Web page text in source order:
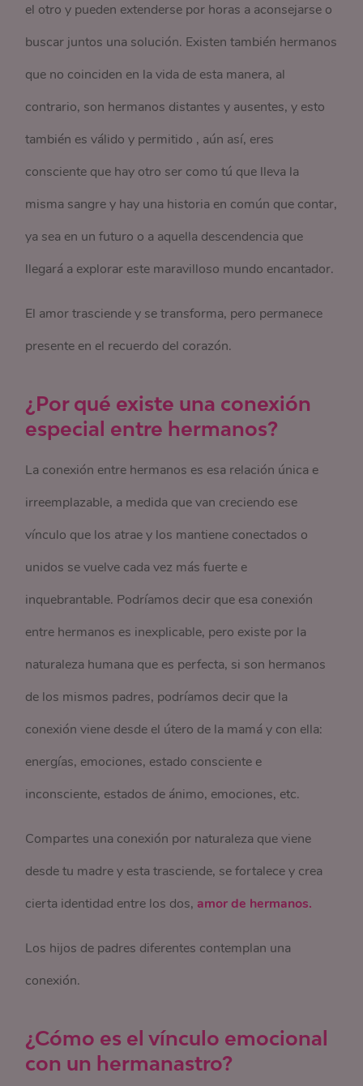
el otro y pueden extenderse por horas a aconsejarse o
buscar juntos una solución. Existen también hermanos
que no coinciden en la vida de esta manera, al
contrario, son hermanos distantes y ausentes, y esto
también es válido y permitido , aún así, eres
consciente que hay otro ser como tú que lleva la
misma sangre y hay una historia en común que contar,
ya sea en un futuro o a aquella descendencia que
llegará a explorar este maravilloso mundo encantador.
El amor trasciende y se transforma, pero permanece
presente en el recuerdo del corazón.
¿Por qué existe una conexión
especial entre hermanos?
La conexión entre hermanos es esa relación única e
irreemplazable, a medida que van creciendo ese
vínculo que los atrae y los mantiene conectados o
unidos se vuelve cada vez más fuerte e
inquebrantable. Podríamos decir que esa conexión
entre hermanos es inexplicable, pero existe por la
naturaleza humana que es perfecta, si son hermanos
de los mismos padres, podríamos decir que la
conexión viene desde el útero de la mamá y con ella:
energías, emociones, estado consciente e
inconsciente, estados de ánimo, emociones, etc.
Compartes una conexión por naturaleza que viene
desde tu madre y esta trasciende, se fortalece y crea
cierta identidad entre los dos, amor de hermanos.
Los hijos de padres diferentes contemplan una
conexión.
¿Cómo es el vínculo emocional
con un hermanastro?